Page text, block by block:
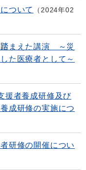
ついて
2024年02
踏まえた講演 ～災
た医療者として～
援者養成研修及び
成研修の実施につ
研修の開催につい